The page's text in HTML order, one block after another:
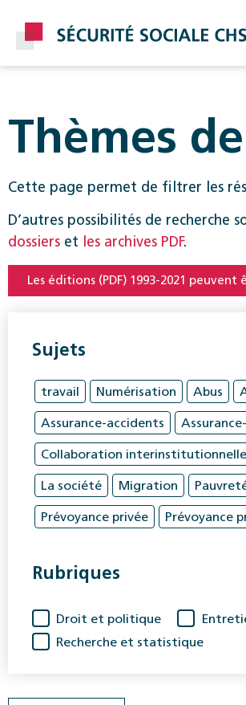
Thèmes
Cette page permet de filtrer les
D’autres possibilités de recherche
dossiers et les archives PDF.
Les éditions (PDF) 1993-2021 peuvent
Sujets
travail Numérisation Abus
Assurance-accidents
Collaboration interinstitutionnelle
La société Migration
Prévoyance privée Prévoyance
Rubriques
Droit et politique
Recherche et statistique